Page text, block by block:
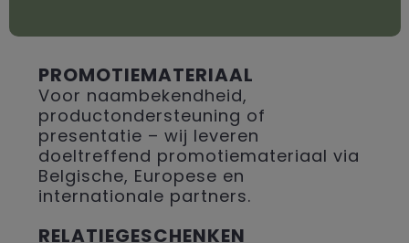
PROMOTIEMATERIAAL
Voor naambekendheid,
productondersteuning of
presentatie – wij leveren
doeltreffend promotiemateriaal via
Belgische, Europese en
internationale partners.
RELATIEGESCHENKEN